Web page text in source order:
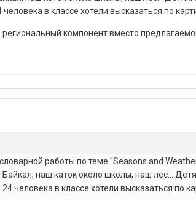
в классе хотели высказаться по
компонент вместо
работы по теме "Seasons and
наш каток около школы, наш лес...
человека в классе хотели высказаться по